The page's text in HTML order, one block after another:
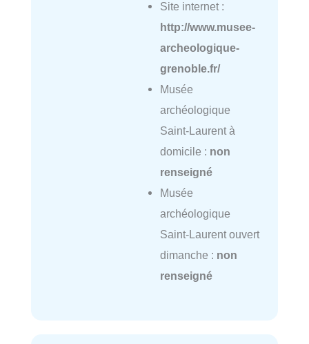
Site internet :
http://www.musee-
archeologique-
grenoble.fr/
Musée
archéologique
Saint-Laurent à
domicile : non
renseigné
Musée
archéologique
Saint-Laurent ouvert
dimanche : non
renseigné